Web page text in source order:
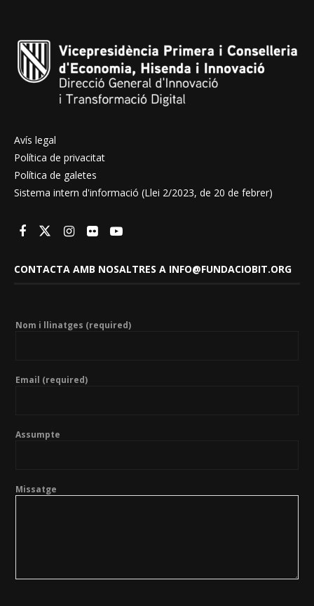
Avís legal
Política de privacitat
Política de galetes
Sistema intern d'informació (Llei 2/2023, de 20 de febrer)
CONTACTA AMB NOSALTRES A INFO@FUNDACIOBIT.ORG
Nom i llinatges (required)
Email (required)
Assumpte
Missatge